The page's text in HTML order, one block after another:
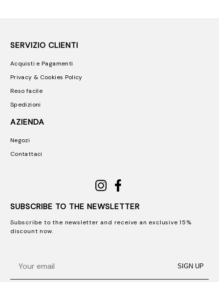
SERVIZIO CLIENTI
Acquisti e Pagamenti
Privacy & Cookies Policy
Reso facile
Spedizioni
AZIENDA
Negozi
Contattaci
SUBSCRIBE TO THE NEWSLETTER
Subscribe to the newsletter and receive an exclusive 15%
discount now.
SIGN UP